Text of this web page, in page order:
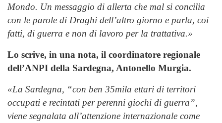
Mondo. Un messaggio di allerta che mal si concilia
con le parole di Draghi dell’altro giorno e parla, coi
fatti, di guerra e non di lavoro per la trattativa.»
Lo scrive, in una nota, il coordinatore regionale
dell’ANPI della Sardegna, Antonello Murgia.
«La Sardegna, “con ben 35mila ettari di territori
occupati e recintati per perenni giochi di guerra”,
viene segnalata all’attenzione internazionale come